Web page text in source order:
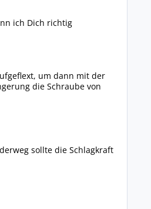
ich Dich richtig
um dann mit der
die Schraube von
sollte die Schlagkraft